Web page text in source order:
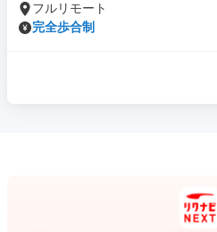
フルリモート
完全歩合制